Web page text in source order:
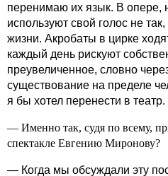
перенимаю их язык. В опере,
используют свой голос не
жизни. Акробаты в цирке
каждый день рискуют
преувеличенное, словно
существование на пределе
я бы хотел перенести в театр.
— Именно так, судя по всему,
спектакле Евгению Миронову?
— Когда мы обсуждали эту